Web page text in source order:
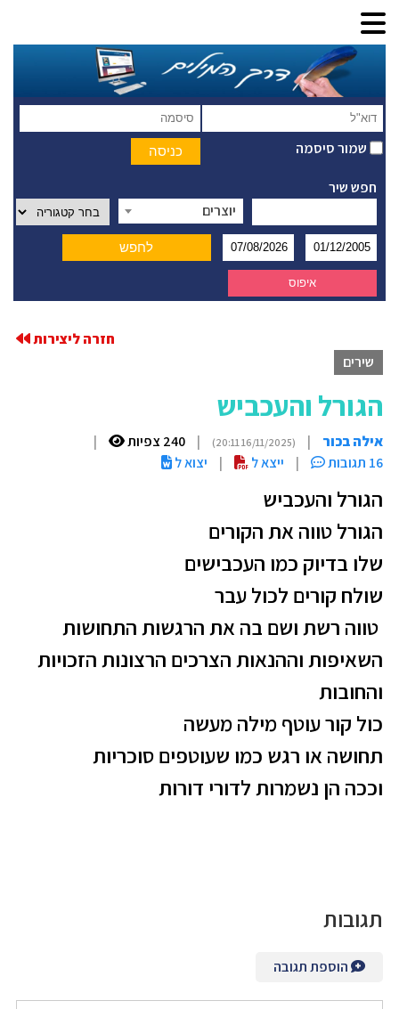
שמור סיסמה
חפש שיר
יוצרים
חזרה ליצירות
שירים
הגורל והעכביש
אילה בכור |
(16/11/2025 20:11)
| 240 צפיות
|
16 תגובות
| ייצא ל | יצוא ל
הגורל והעכביש
הגורל טווה את הקורים
שלו בדיוק כמו העכבישים
שולח קורים לכול עבר
טווה רשת ושם בה את הרגשות התחושות
השאיפות וההנאות הצרכים הרצונות הזכויות
והחובות
כול קור עוטף מילה מעשה
תחושה או רגש כמו שעוטפים סוכריות
וככה הן נשמרות לדורי דורות
תגובות
הוספת תגובה